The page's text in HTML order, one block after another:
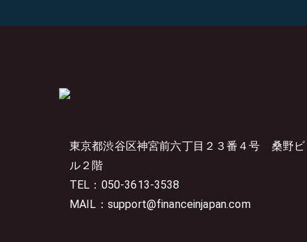
東京都渋谷区神宮前六丁目２３番４号 桑野ビ
ル２階
TEL：050-3613-3538
MAIL：support@financeinjapan.com